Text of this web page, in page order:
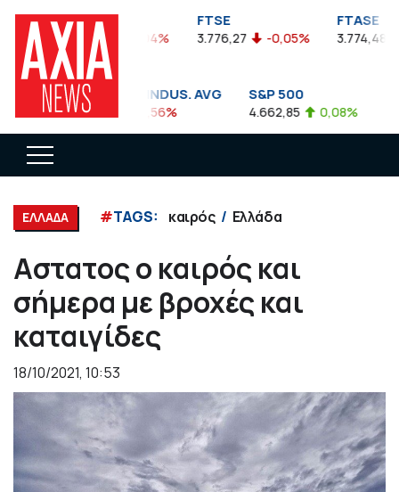
FTSEA
899,47 -0,04%
FTSE
3.776,27 -0,05%
FTASE
3.774,48
DOW JONES INDUS. AVG
35.911,81 -0,56%
S&P 500
4.662,85 0,08%
ΕΛΛΑΔΑ #TAGS: καιρός Ελλάδα
Αστατος ο καιρός και
σήμερα με βροχές και
καταιγίδες
18/10/2021, 10:53